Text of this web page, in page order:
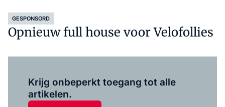
GESPONSORD
Opnieuw full house voor Velofollies
Krijg onbeperkt toegang tot alle
artikelen.